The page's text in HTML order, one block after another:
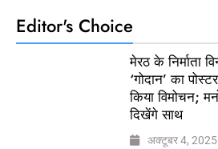
Editor's Choice
मेरठ के निर्माता
‘गोदान’ का
किया विमोचन;
दिखेंगे साथ
अक्टूबर 4, 2025